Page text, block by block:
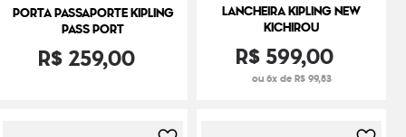
PORTA PASSAPORTE KIPLING
PASS PORT
R$259,00
LANCHEIRA KIPLING NEW
KICHIROU
R$599,00
ou 6x de R$ 99,83